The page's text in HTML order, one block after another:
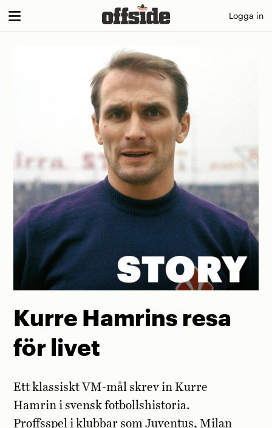
Skip
Logga in
Kurre Hamrins resa
för livet
Ett klassiskt VM-mål skrev in Kurre
Hamrin i svensk fotbollshistoria.
Proffsspel i klubbar som Juventus, Milan